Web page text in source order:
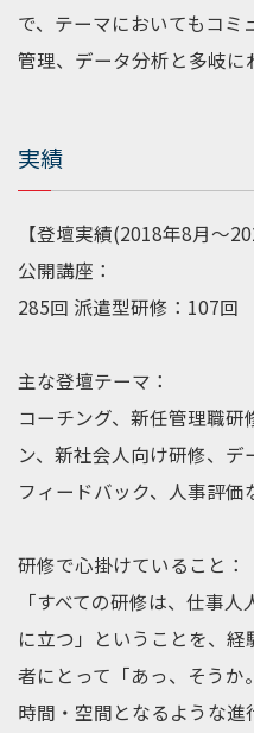
で、テーマにおいてもコ
管理、データ分析と多岐に
実績
【登壇実績(2018年8月～
公開講座：
285回 派遣型研修：107回
主な登壇テーマ：
コーチング、新任管理職
ン、新社会人向け研修、デ
フィードバック、人事評価
研修で心掛けていること：
「すべての研修は、仕事
に立つ」ということを、
者にとって「あっ、そうか
時間・空間となるような進